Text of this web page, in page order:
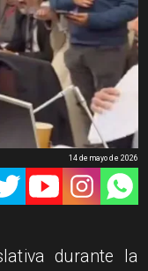
14 de mayo de 2026
durante la